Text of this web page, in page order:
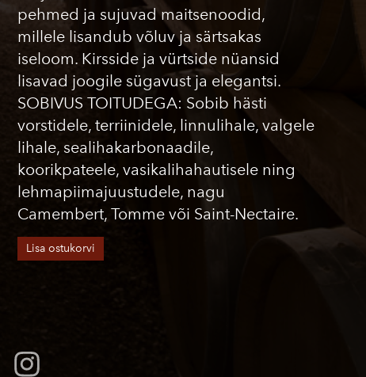
pehmed ja sujuvad maitsenoodid,
millele lisandub võluv ja särtsakas
iseloom. Kirsside ja vürtside nüansid
lisavad joogile sügavust ja elegantsi.
SOBIVUS TOITUDEGA: Sobib hästi
vorstidele, terriinidele, linnulihale, valgele
lihale, sealihakarbonaadile,
koorikpateele, vasikalihahautisele ning
lehmapiimajuustudele, nagu
Camembert, Tomme või Saint-Nectaire.
Lisa ostukorvi